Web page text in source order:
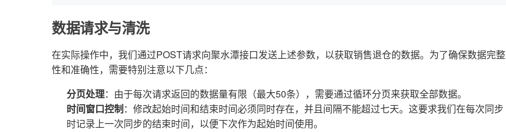
数据请求与清洗
在实际操作中，我们通过POST请求向聚水潭接口发送上述参数，以获取销售退仓的数据。为了确保数据完整
性和准确性，需要特别注意以下几点：
分页处理：由于每次请求返回的数据量有限（最大50条），需要通过循环分页来获取全部数据。
时间窗口控制：修改起始时间和结束时间必须同时存在，并且间隔不能超过七天。这要求我们在每次同步
时记录上一次同步的结束时间，以便下次作为起始时间使用。